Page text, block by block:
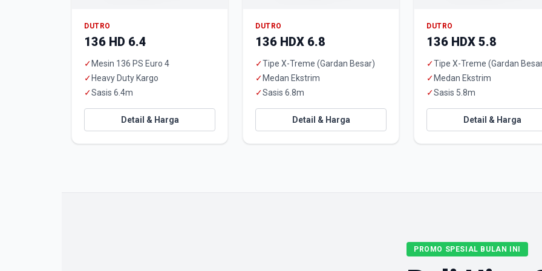
DUTRO
136 HD 6.4
✓ Mesin 136 PS Euro 4
✓ Heavy Duty Kargo
✓Sasis 6.4m
Detail & Harga
DUTRO
136 HDX 6.8
✓Tipe X-Treme (Gardan Besar)
✓ Medan Ekstrim
✓Sasis 6.8m
Detail & Harga
DUTRO
136 HDX 5.8
✓Tipe X-Treme (Gardan
✓ Medan Ekstrim
✓Sasis 5.8m
Detail & Harga
PROMO SPESIAL BULAN INI